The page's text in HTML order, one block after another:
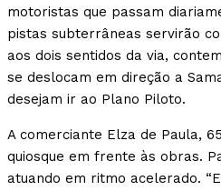
motoristas que passam
pistas subterrâneas servirão
aos dois sentidos da via,
se deslocam em direção a
desejam ir ao Plano Piloto.
A comerciante Elza de Paula,
quiosque em frente às obras.
atuando em ritmo acelerado.